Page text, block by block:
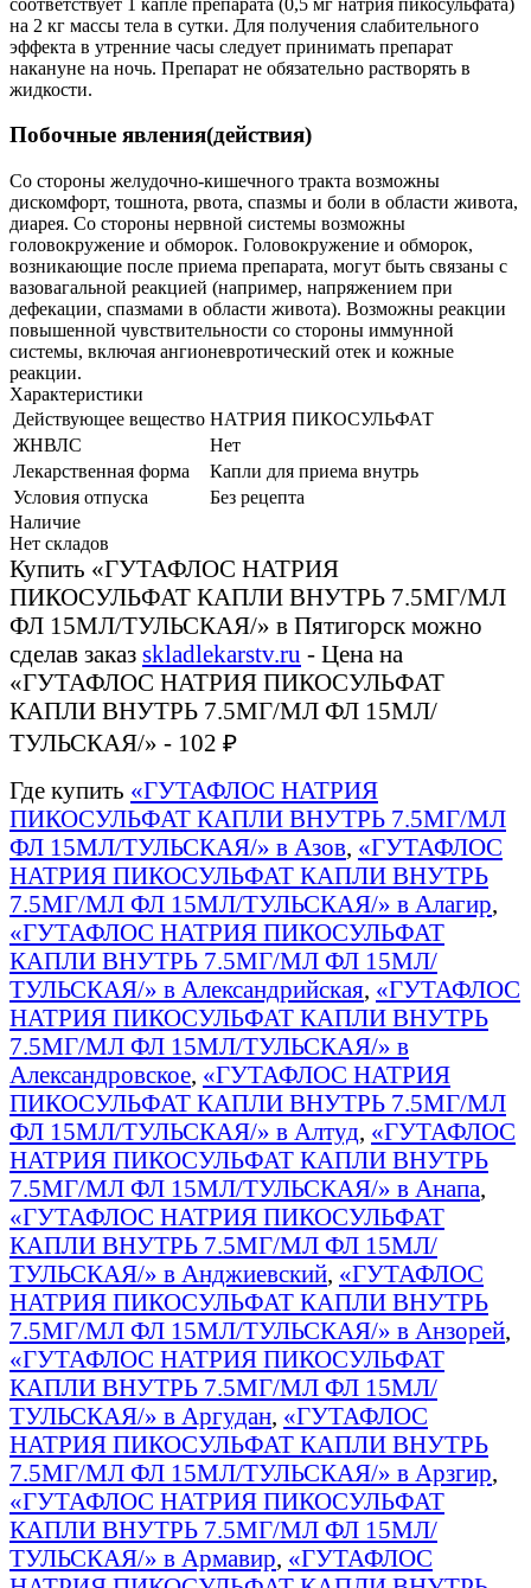
на 2 кг массы тела в сутки. Для получения слабительного
эффекта в утренние часы следует принимать препарат
накануне на ночь. Препарат не обязательно растворять в
жидкости.
Побочные явления(действия)
Со стороны желудочно-кишечного тракта возможны
дискомфорт, тошнота, рвота, спазмы и боли в области живота,
диарея. Со стороны нервной системы возможны
головокружение и обморок. Головокружение и обморок,
возникающие после приема препарата, могут быть связаны с
вазовагальной реакцией (например, напряжением при
дефекации, спазмами в области живота). Возможны реакции
повышенной чувствительности со стороны иммунной
системы, включая ангионевротический отек и кожные
реакции.
Характеристики
Действующее вещество НАТРИЯ ПИКОСУЛЬФАТ
ЖНВЛС
Нет
Лекарственная форма
Капли для приема внутрь
Условия отпуска
Без рецепта
Наличие
Нет складов
Купить «ГУТАФЛОС НАТРИЯ
ПИКОСУЛЬФАТ КАПЛИ ВНУТРЬ 7.5МГ/МЛ
ФЛ 15МЛ/ТУЛЬСКАЯ/» в Пятигорск можно
сделав заказ skladlekarstv.ru - Цена на
«ГУТАФЛОС НАТРИЯ ПИКОСУЛЬФАТ
КАПЛИ ВНУТРЬ 7.5МГ/МЛ ФЛ 15МЛ/
ТУЛЬСКАЯ/» - 102 ₽
Где купить «ГУТАФЛОС НАТРИЯ
ПИКОСУЛЬФАТ КАПЛИ ВНУТРЬ 7.5МГ/МЛ
ФЛ 15МЛ/ТУЛЬСКАЯ/» в Азов, «ГУТАФЛОС
НАТРИЯ ПИКОСУЛЬФАТ КАПЛИ ВНУТРЬ
7.5МГ/МЛ ФЛ 15МЛ/ТУЛЬСКАЯ/» в Алагир,
«ГУТАФЛОС НАТРИЯ ПИКОСУЛЬФАТ
КАПЛИ ВНУТРЬ 7.5МГ/МЛ ФЛ 15МЛ/
ТУЛЬСКАЯ/» в Александрийская, «ГУТАФЛОС
НАТРИЯ ПИКОСУЛЬФАТ КАПЛИ ВНУТРЬ
7.5МГ/МЛ ФЛ 15МЛ/ТУЛЬСКАЯ/» в
Александровское, «ГУТАФЛОС НАТРИЯ
ПИКОСУЛЬФАТ КАПЛИ ВНУТРЬ 7.5МГ/МЛ
ФЛ 15МЛ/ТУЛЬСКАЯ/» в Алтуд, «ГУТАФЛОС
НАТРИЯ ПИКОСУЛЬФАТ КАПЛИ ВНУТРЬ
7.5МГ/МЛ ФЛ 15МЛ/ТУЛЬСКАЯ/» в Анапа,
«ГУТАФЛОС НАТРИЯ ПИКОСУЛЬФАТ
КАПЛИ ВНУТРЬ 7.5МГ/МЛ ФЛ 15МЛ/
ТУЛЬСКАЯ/» в Анджиевский, «ГУТАФЛОС
НАТРИЯ ПИКОСУЛЬФАТ КАПЛИ ВНУТРЬ
7.5МГ/МЛ ФЛ 15МЛ/ТУЛЬСКАЯ/» в Анзорей,
«ГУТАФЛОС НАТРИЯ ПИКОСУЛЬФАТ
КАПЛИ ВНУТРЬ 7.5МГ/МЛ ФЛ 15МЛ/
ТУЛЬСКАЯ/» в Аргудан, «ГУТАФЛОС
НАТРИЯ ПИКОСУЛЬФАТ КАПЛИ ВНУТРЬ
7.5МГ/МЛ ФЛ 15МЛ/ТУЛЬСКАЯ/» в Арзгир,
«ГУТАФЛОС НАТРИЯ ПИКОСУЛЬФАТ
КАПЛИ ВНУТРЬ 7.5МГ/МЛ ФЛ 15МЛ/
ТУЛЬСКАЯ/» в Армавир, «ГУТАФЛОС